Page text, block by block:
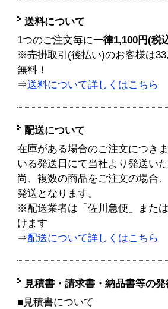
送料について
1つのご注文毎に一律1,100円(税
※売掛取引(後払い)のお客様は
無料！
⇒送料について詳しくはこちら
配送について
在庫がある場合のご注文につき
いる発送日にて当社より発送い
尚、複数の商品をご注文の場合
発送となります。
※配送業者は「佐川急便」また
けます
⇒配送について詳しくはこちら
見積書・請求書・納品書等の
■見積書について